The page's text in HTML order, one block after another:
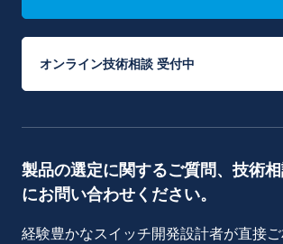
オンライン技術相談 受付中
製品の選定に関するご質問、技術
にお問い合わせください。
経験豊かなスイッチ開発設計者が直接ご